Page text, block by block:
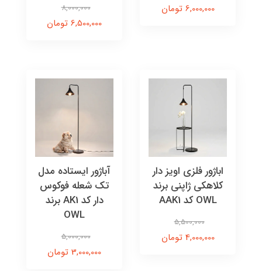
6,000,000 تومان 8,000,000
6,500,000 تومان
اباژور فلزی اویز دار
کلاهکی ژاپنی برند
OWL کد AAK1
5,500,000
4,000,000 تومان
آباژور ایستاده مدل
تک شعله فوکوس
دار کد AK1 برند
OWL
5,000,000
3,000,000 تومان